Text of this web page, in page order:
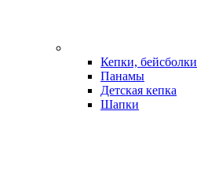
Кепки, бейсболки
Панамы
Детская кепка
Шапки